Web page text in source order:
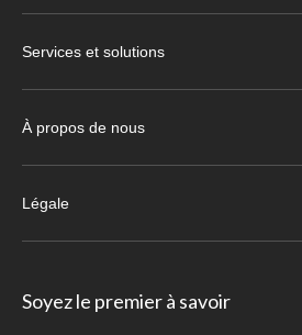
Services et solutions
À propos de nous
Légale
Soyez le premier à savoir